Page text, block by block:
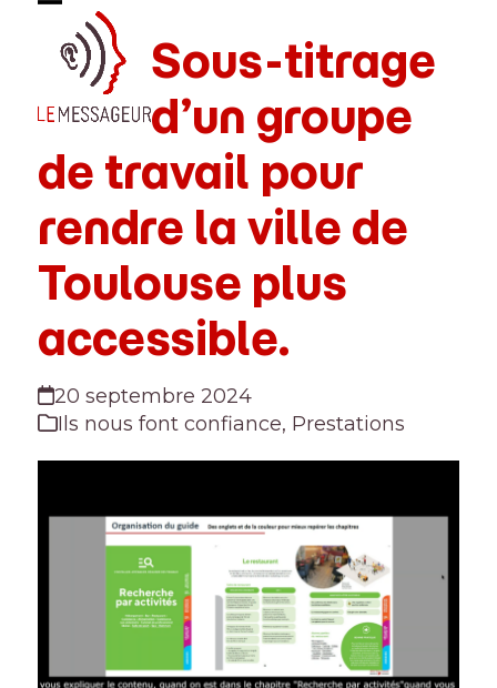
content
Open
mobile
menu
Close
mobile
menu
Sous-titrage
d’un groupe
de travail pour
rendre la ville de
Toulouse plus
accessible.
20 septembre 2024
Ils nous font confiance, Prestations